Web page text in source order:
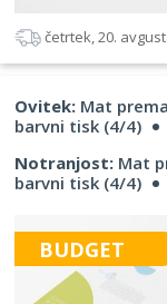
četrtek, 20.
Ovitek: Mat
barvni tisk (4/4)
Notranjost: Mat
barvni tisk (4/4)
BUDGET